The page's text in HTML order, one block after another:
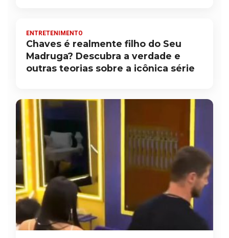
ENTRETENIMENTO
Chaves é realmente filho do Seu
Madruga? Descubra a verdade e
outras teorias sobre a icônica série